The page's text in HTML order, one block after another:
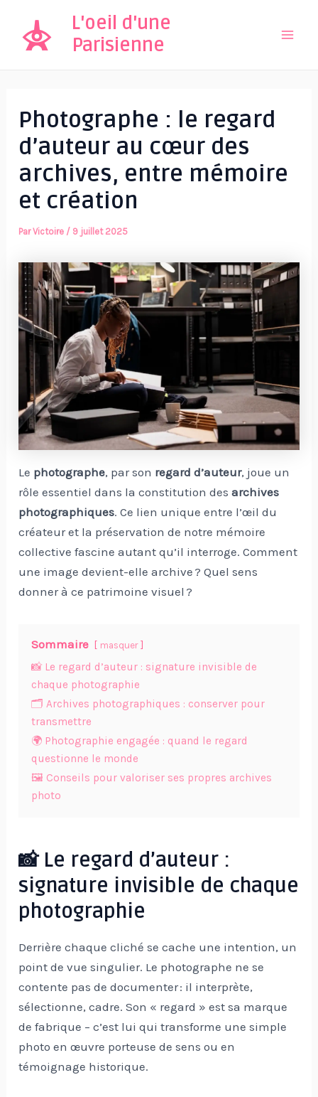
contenu
L'oeil d'une
Parisienne
Photographe : le regard
d’auteur au cœur des
archives, entre mémoire
et création
ParVictoire / 9 juillet 2025
Le photographe, par son regard d’auteur, joue un
rôle essentiel dans la constitution desarchives
photographiques. Ce lien unique entre l’œil du
créateur et la préservation de notre mémoire
collective fascine autant qu’il interroge. Comment
une image devient-elle archive ? Quel sens
donner à ce patrimoine visuel ?
Sommaire masquer
📸 Le regard d’auteur : signature invisible de
chaque photographie
🗂️ Archives photographiques : conserver pour
transmettre
🌍 Photographie engagée : quand le regard
questionne le monde
🖼️ Conseils pour valoriser ses propres archives
photo
📸 Le regard d’auteur :
signature invisible de chaque
photographie
Derrière chaque cliché se cache une intention, un
point de vue singulier. Le photographe ne se
contente pas de documenter : il interprète,
sélectionne, cadre. Son « regard » est sa marque
de fabrique – c’est lui qui transforme une simple
photo en œuvre porteuse de sens ou en
témoignage historique.